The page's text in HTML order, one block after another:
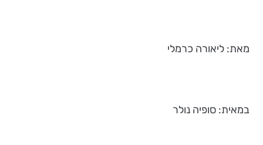
מאת: ליאורה כרמלי
במאית: סופיה נולר